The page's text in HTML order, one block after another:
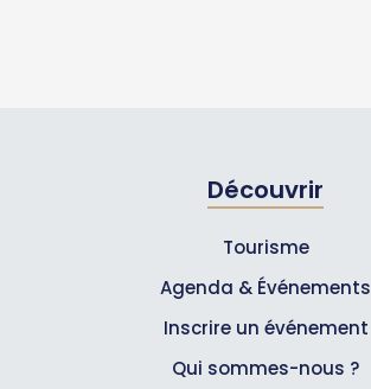
Découvrir
Tourisme
Agenda & Événements
Inscrire un événement
Qui sommes-nous ?